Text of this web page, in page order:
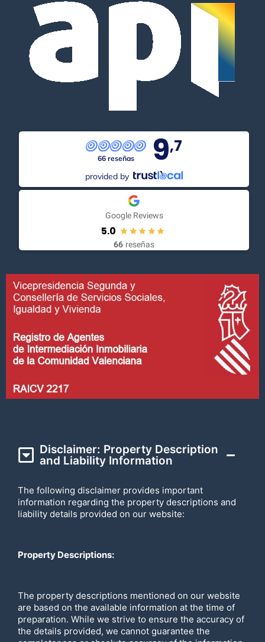
66 reseñas 9,7
provided by
Google Reviews
5.0
66 reseñas
Disclaimer: Property Description
and Liability Information
The following disclaimer provides important
information regarding the property descriptions and
liability details provided on our website:
Property Descriptions:
The property descriptions mentioned on our website
are based on the available information at the time of
preparation. While we strive to ensure the accuracy of
the details provided, we cannot guarantee the